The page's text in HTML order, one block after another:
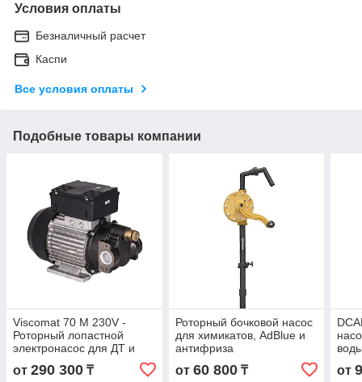
Условия оплаты
Безналичный расчет
Каспи
Все условия оплаты
Подобные товары компании
Viscomat 70 M 230V -
Роторный лопастной
электронасос для ДТ и
масла до 500 сСт, 25 л/
мин, PIUSI
от 290 300 ₸
Роторный бочковой насос
для химикатов, AdBlue и
антифриза
от 60 800₸ от